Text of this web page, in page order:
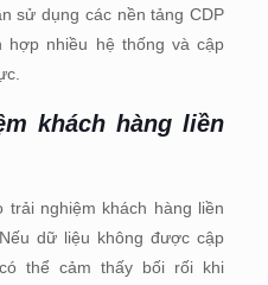
sử dụng các nền tảng CDP
hợp nhiều hệ thống và cập
khách hàng liền
nghiệm khách hàng liền
dữ liệu không được cập
thể cảm thấy bối rối khi